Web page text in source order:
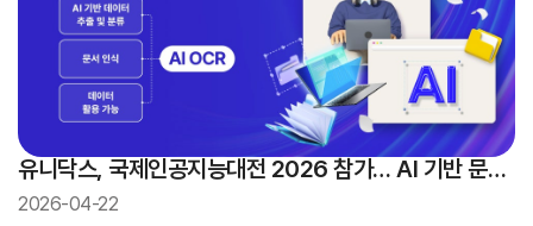
유니닥스, 국제인공지능대전 2026 참가… AI 기반 문서
기술·융합 AI 선보인다
2026-04-22